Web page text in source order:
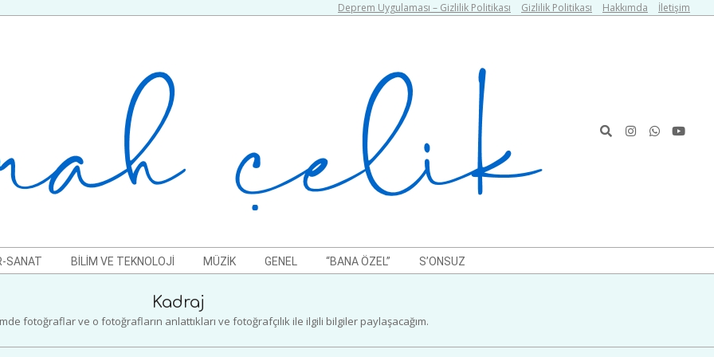
Deprem Uygulaması – Gizlilik Politikası Gizlilik Politikası Hakkımda İletişim
Search
SANAT BILIM VE TEKNOLOJI MÜZIK GENEL “BANA ÖZEL” S’ONSUZ
Kadraj
fotoğraflar ve o fotoğrafların anlattıkları ve fotoğrafçılık ile ilgili bilgiler paylaşacağım.